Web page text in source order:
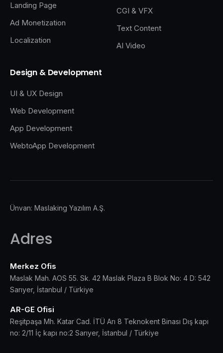
Landing Page
Ad Monetization
Localization
CGI & VFX
Text Content
AI Video
Design & Development
UI & UX Design
Web Development
App Development
WebtoApp Development
Ünvan: Maslaking Yazılım A.Ş.
Adres
Merkez Ofis
Maslak Mah. AOS 55. Sk. 42 Maslak Plaza B Blok No: 4 D: 542
Sarıyer, İstanbul / Türkiye
AR-GE Ofisi
Reşitpaşa Mh. Katar Cad. İTÜ Arı 8 Teknokent Binası Dış kapı
no: 2/11 İç kapı no:2 Sarıyer, İstanbul / Türkiye